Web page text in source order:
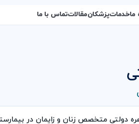
ماخدماتپزشکانمقالاتتماس با ما
دولتی متخصص زنان و زایمان در